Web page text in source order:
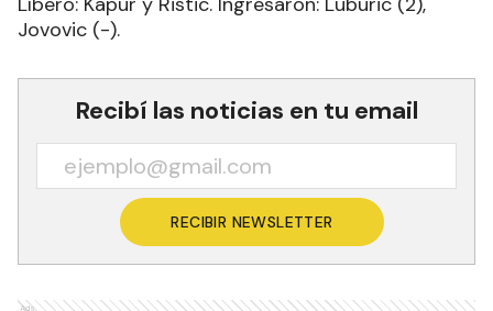
Jovovic (-).
Recibí las noticias en tu email
RECIBIR NEWSLETTER
Ads